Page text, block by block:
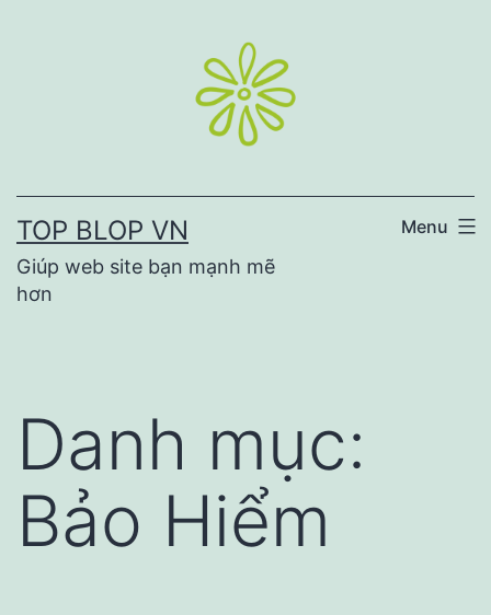
TOP BLOP VN
Giúp web site bạn mạnh mẽ
hơn
Menu
Danh mục:
Bảo Hiểm